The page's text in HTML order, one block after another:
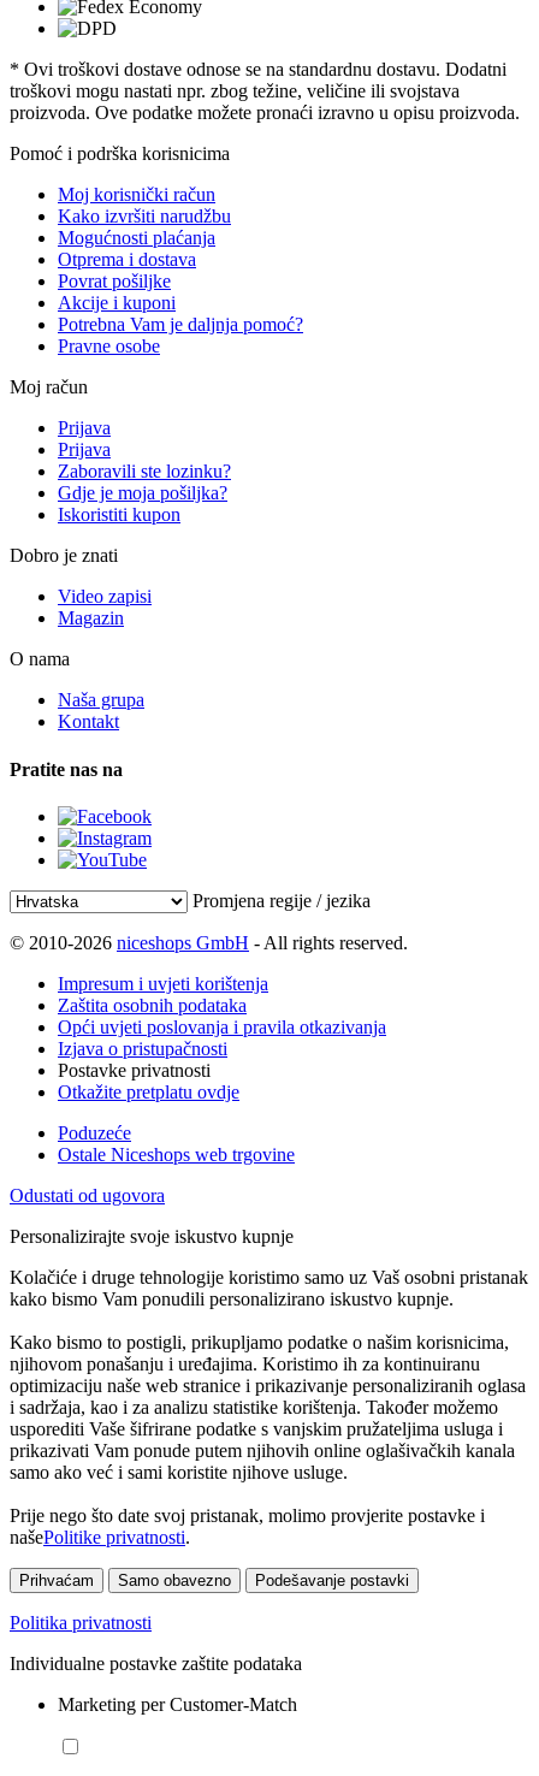
* Ovi troškovi dostave odnose se na standardnu ​​dostavu. Dodatni
troškovi mogu nastati npr. zbog težine, veličine ili svojstava
proizvoda. Ove podatke možete pronaći izravno u opisu proizvoda.
Pomoć i podrška korisnicima
Moj korisnički račun
Kako izvršiti narudžbu
Mogućnosti plaćanja
Otprema i dostava
Povrat pošiljke
Akcije i kuponi
Potrebna Vam je daljnja pomoć?
Pravne osobe
Moj račun
Prijava
Prijava
Zaboravili ste lozinku?
Gdje je moja pošiljka?
Iskoristiti kupon
Dobro je znati
Video zapisi
Magazin
O nama
Naša grupa
Kontakt
Pratite nas na
Promjena regije / jezika
© 2010-2026 niceshops GmbH - All rights reserved.
Impresum i uvjeti korištenja
Zaštita osobnih podataka
Opći uvjeti poslovanja i pravila otkazivanja
Izjava o pristupačnosti
Postavke privatnosti
Otkažite pretplatu ovdje
Poduzeće
Ostale Niceshops web trgovine
Odustati od ugovora
Personalizirajte svoje iskustvo kupnje
Kolačiće i druge tehnologije koristimo samo uz Vaš osobni pristanak
kako bismo Vam ponudili personalizirano iskustvo kupnje.
Kako bismo to postigli, prikupljamo podatke o našim korisnicima,
njihovom ponašanju i uređajima. Koristimo ih za kontinuiranu
optimizaciju naše web stranice i prikazivanje personaliziranih oglasa
i sadržaja, kao i za analizu statistike korištenja. Također možemo
usporediti Vaše šifrirane podatke s vanjskim pružateljima usluga i
prikazivati Vam ponude putem njihovih online oglašivačkih kanala
samo ako već i sami koristite njihove usluge.
Prije nego što date svoj pristanak, molimo provjerite postavke i
našePolitike privatnosti.
Prihvaćam Samo obavezno Podešavanje postavki
Politika privatnosti
Individualne postavke zaštite podataka
Marketing per Customer-Match